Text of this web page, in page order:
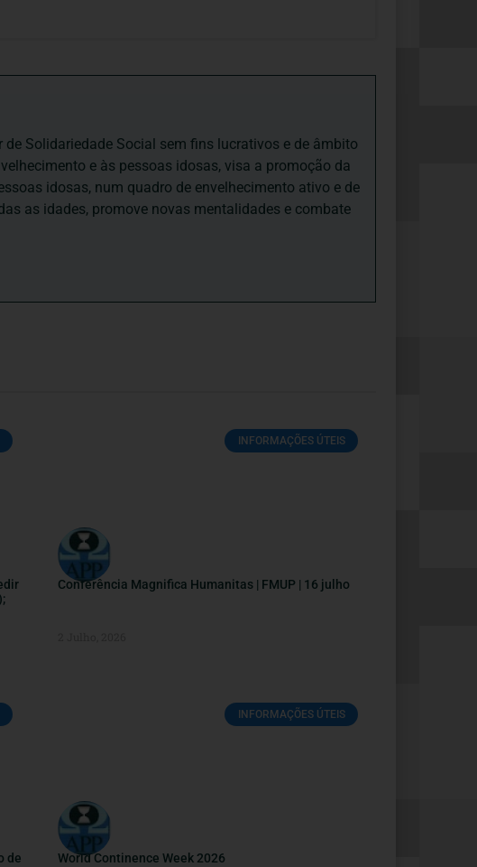
Solidariedade Social sem fins lucrativos e de âmbito
e às pessoas idosas, visa a promoção da
idosas, num quadro de envelhecimento ativo e de
as idades, promove novas mentalidades e combate
INFORMAÇÕES ÚTEIS
Conferência Magnifica Humanitas | FMUP | 16 julho
de
INFORMAÇÕES ÚTEIS
World Continence Week 2026